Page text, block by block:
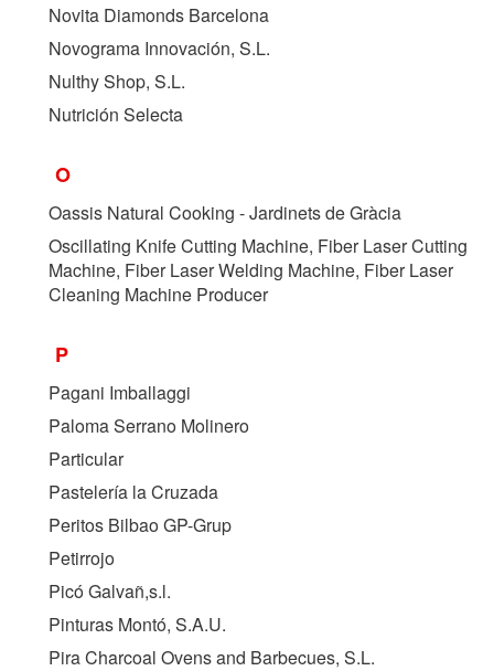
Novita Diamonds Barcelona
Novograma Innovación, S.L.
Nulthy Shop, S.L.
Nutrición Selecta
O
Oassis Natural Cooking - Jardinets de Gràcia
Oscillating Knife Cutting Machine, Fiber Laser Cutting
Machine, Fiber Laser Welding Machine, Fiber Laser
Cleaning Machine Producer
P
Pagani Imballaggi
Paloma Serrano Molinero
Particular
Pastelería la Cruzada
Peritos Bilbao GP-Grup
Petirrojo
Picó Galvañ,s.l.
Pinturas Montó, S.A.U.
Pira Charcoal Ovens and Barbecues, S.L.